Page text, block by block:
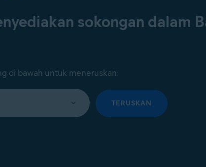
sokongan dalam
di bawah untuk meneruskan:
TERUSKAN